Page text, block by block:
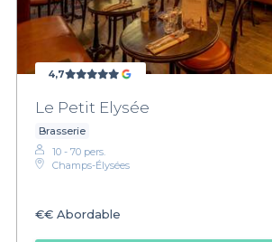
4,7
Le Petit Elysée
Brasserie
10 - 70 pers.
Champs-Élysées
€€ Abordable